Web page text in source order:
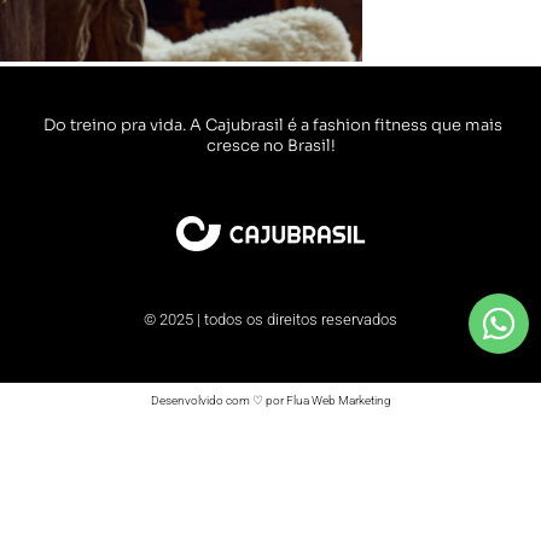
Do treino pra vida. A Cajubrasil é a fashion fitness que mais
cresce no Brasil!
© 2025 | todos os direitos reservados
Desenvolvido com ♡ por Flua Web Marketing